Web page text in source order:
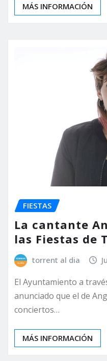
MÁS INFORMACIÓN
FIESTAS
La cantante
las Fiestas de
torrent al dia
El Ayuntamiento a
anunciado que el de
conciertos…
MÁS INFORMACIÓN